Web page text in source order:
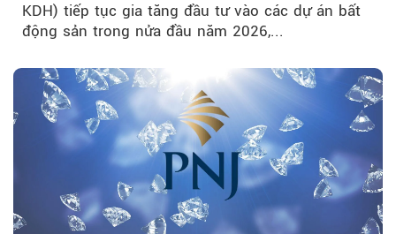
KDH) tiếp tục gia tăng đầu tư vào các dự án bất
động sản trong nửa đầu năm 2026,...